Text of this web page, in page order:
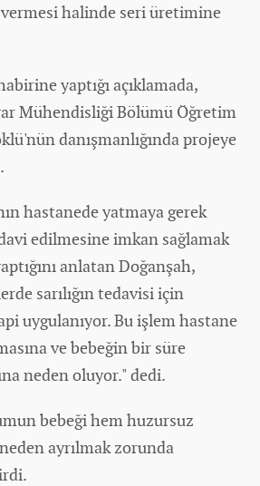
vermesi halinde seri üretimine
yaptığı açıklamada,
Mühendisliği Bölümü Öğretim
danışmanlığında projeye
hastanede yatmaya gerek
edilmesine imkan sağlamak
anlatan Doğanşah,
sarılığın tedavisi için
uygulanıyor. Bu işlem hastane
ve bebeğin bir süre
neden oluyor." dedi.
bebeği hem huzursuz
ayrılmak zorunda